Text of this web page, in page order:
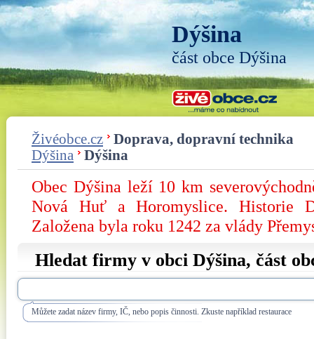
Dýšina
část obce Dýšina
Živéobce.cz
Doprava, dopravní technika
Dýšina
Dýšina
Obec Dýšina leží 10 km
Nová Huť a Horomyslice. Historie
Založena byla roku 1242 za vlády
Hledat firmy v obci Dýšina, část
Můžete zadat název firmy, IČ, nebo popis činnosti. Zkuste například restaurace